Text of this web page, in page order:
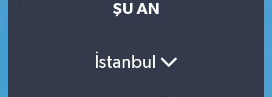
ŞU AN
İstanbul
Son Dakika Haberleri